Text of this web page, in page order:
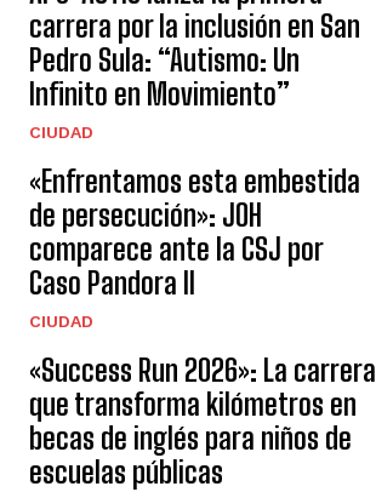
carrera por la inclusión en San
Pedro Sula: “Autismo: Un
Infinito en Movimiento”
CIUDAD
«Enfrentamos esta embestida
de persecución»: JOH
comparece ante la CSJ por
Caso Pandora II
CIUDAD
«Success Run 2026»: La carrera
que transforma kilómetros en
becas de inglés para niños de
escuelas públicas